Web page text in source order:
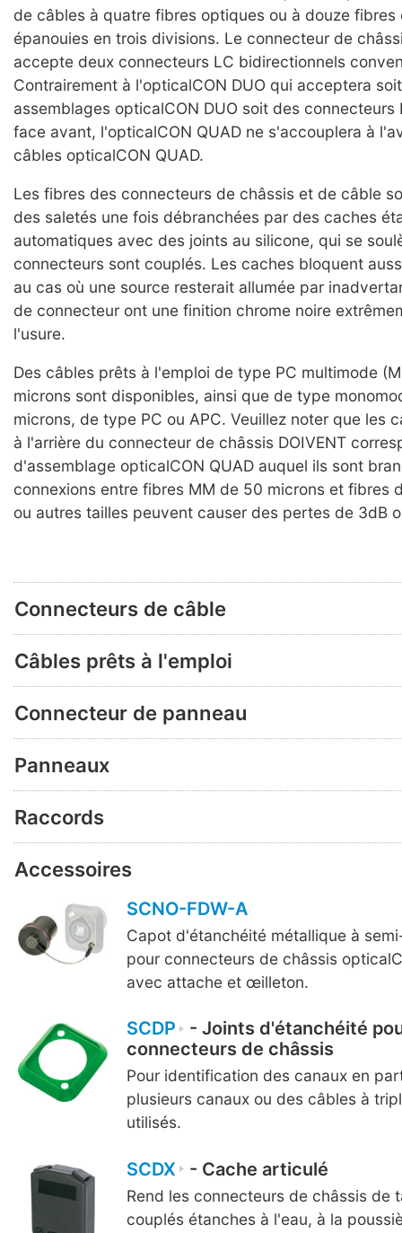
de câbles à quatre fibres optiques ou à douze fibres
épanouies en trois divisions. Le connecteur de
accepte deux connecteurs LC bidirectionnels
Contrairement à l'opticalCON DUO qui acceptera
assemblages opticalCON DUO soit des connecteurs
face avant, l'opticalCON QUAD ne s'accouplera à
câbles opticalCON QUAD.
Les fibres des connecteurs de châssis et de câble
des saletés une fois débranchées par des caches
automatiques avec des joints au silicone, qui se
connecteurs sont couplés. Les caches bloquent
au cas où une source resterait allumée par
de connecteur ont une finition chrome noire
l'usure.
Des câbles prêts à l'emploi de type PC multimode
microns sont disponibles, ainsi que de type
microns, de type PC ou APC. Veuillez noter que les
à l'arrière du connecteur de châssis DOIVENT
d'assemblage opticalCON QUAD auquel ils sont
connexions entre fibres MM de 50 microns et fibres
ou autres tailles peuvent causer des pertes de 3dB
Connecteurs de câble
Câbles prêts à l'emploi
Connecteur de panneau
Panneaux
Raccords
Accessoires
SCNO-FDW-A
Capot d'étanchéité métallique à
pour connecteurs de châssis
avec attache et œilleton.
SCDP
- Joints d'étanchéité
connecteurs de châssis
Pour identification des canaux en
plusieurs canaux ou des câbles à
utilisés.
SCDX - Cache articulé
Rend les connecteurs de châssis de
couplés étanches à l'eau, à la